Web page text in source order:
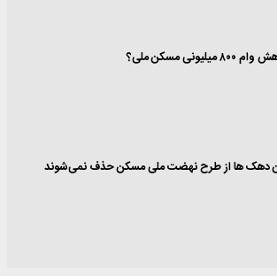
۸۰۰ میلیونی مسکن ملی؟
دهک ها از طرح نهضت ملی مسکن حذف نمی‌شوند